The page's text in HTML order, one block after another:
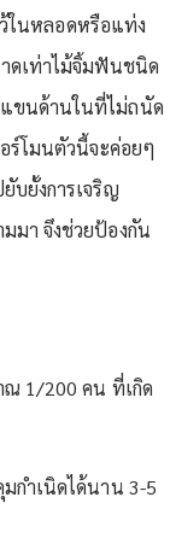
ในหลอดหรือแท่ง
ดเท่าไม้จิ้มฟันชนิด
แขนด้านในที่ไม่ถนัด
ร์โมนตัวนี้จะค่อยๆ
บยั้งการเจริญ
มา จึงช่วยป้องกัน
ณ 1/200 คน ที่เกิด
กำเนิดได้นาน 3-5